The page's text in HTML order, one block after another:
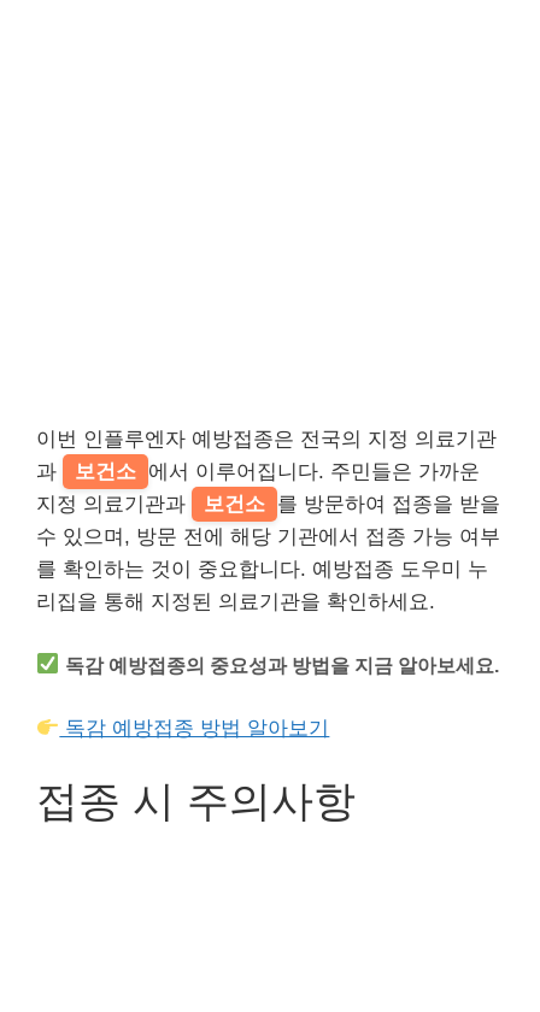
이번 인플루엔자 예방접종은 전국의 지정 의료기관
과
보건소 에서 이루어집니다. 주민들은 가까운
지정 의료기관과
보건소 를 방문하여 접종을 받을
수 있으며, 방문 전에 해당 기관에서 접종 가능 여부
를 확인하는 것이 중요합니다. 예방접종 도우미 누
리집을 통해 지정된 의료기관을 확인하세요.
독감 예방접종의 중요성과 방법을 지금 알아보세요.
독감 예방접종 방법 알아보기
접종 시 주의사항